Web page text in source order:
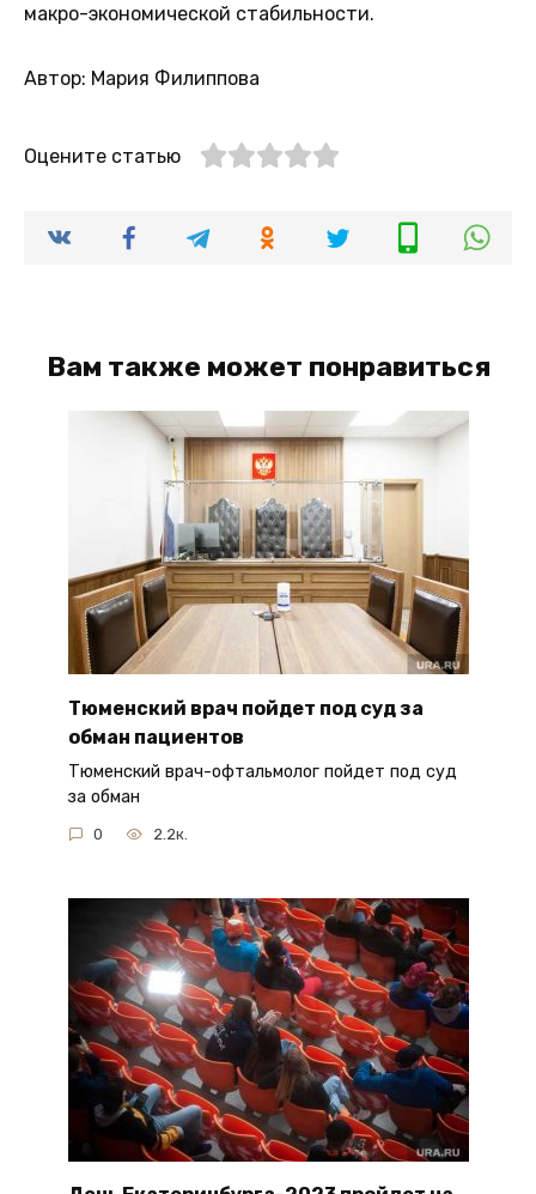
макро-экономической стабильности.
Автор: Мария Филиппова
Оцените статью
Вам также может понравиться
Тюменский врач пойдет под суд за
обман пациентов
Тюменский врач-офтальмолог пойдет под суд
за обман
0 2.2к.